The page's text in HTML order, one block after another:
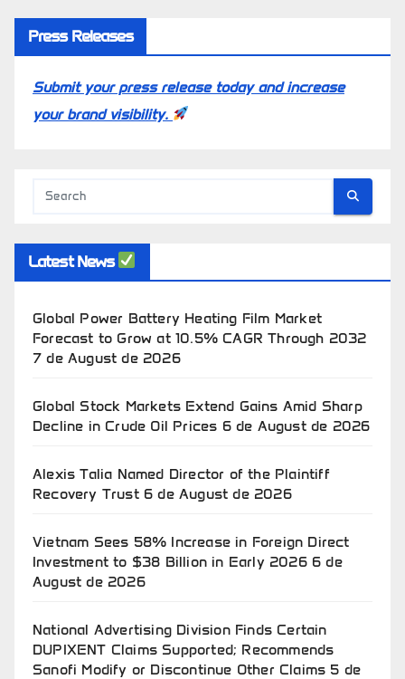
Press Releases
Submit your press release today and increase
your brand visibility.
Latest News
Global Power Battery Heating Film Market
Forecast to Grow at 10.5% CAGR Through 2032
7 de August de 2026
Global Stock Markets Extend Gains Amid Sharp
Decline in Crude Oil Prices 6 de August de 2026
Alexis Talia Named Director of the Plaintiff
Recovery Trust 6 de August de 2026
Vietnam Sees 58% Increase in Foreign Direct
Investment to $38 Billion in Early 2026 6 de
August de 2026
National Advertising Division Finds Certain
DUPIXENT Claims Supported; Recommends
Sanofi Modify or Discontinue Other Claims 5 de